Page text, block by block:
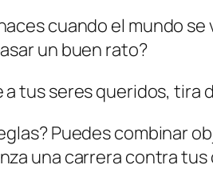
cuando el mundo
un buen rato?
a tus seres queridos, tira
Puedes combinar
una carrera contra